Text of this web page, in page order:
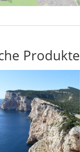
Produkte